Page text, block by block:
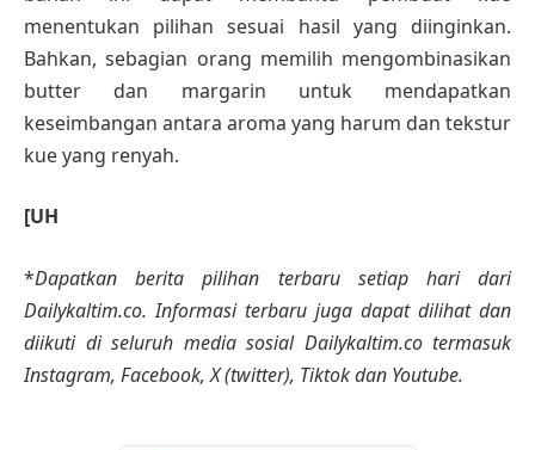
menentukan pilihan sesuai hasil yang diinginkan.
Bahkan, sebagian orang memilih mengombinasikan
butter dan margarin untuk mendapatkan
keseimbangan antara aroma yang harum dan tekstur
kue yang renyah.
[UH
*Dapatkan berita pilihan terbaru setiap hari dari
Dailykaltim.co. Informasi terbaru juga dapat dilihat dan
diikuti di seluruh media sosial Dailykaltim.co termasuk
Instagram, Facebook, X (twitter), Tiktok dan Youtube.